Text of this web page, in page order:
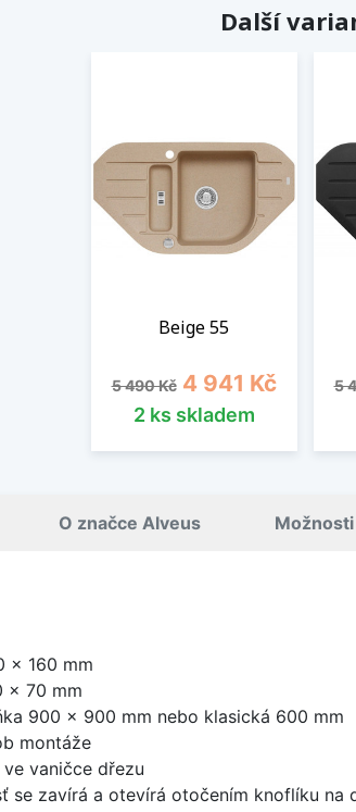
Další
Beige 55
Běžná cena
5 490 Kč Cena
4 941 Kč
2 ks skladem
5
O značce Alveus
x 160 mm
x 70 mm
900 x 900 mm nebo klasická 600 mm
montáže
vaničce dřezu
se zavírá a otevírá otočením knoflíku na